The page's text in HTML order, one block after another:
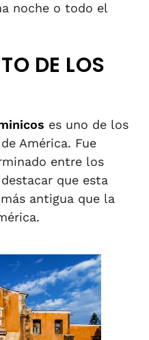
noche o todo el
DE LOS
es uno de los
América. Fue
entre los
destacar que esta
antigua que la